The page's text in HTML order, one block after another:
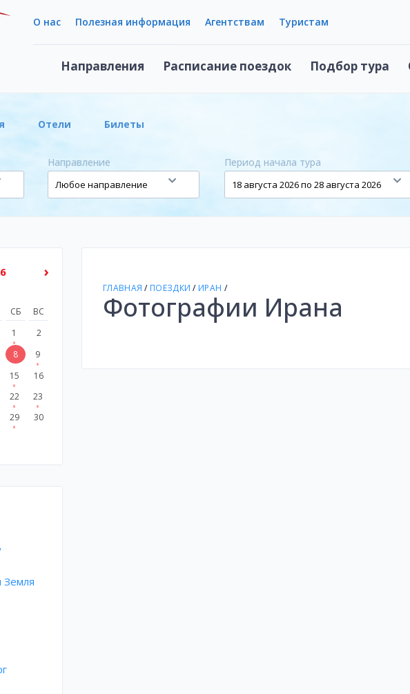
О нас Полезная информация Агентствам Туристам
Направления Расписание поездок Подбор тура
Отели Билеты
Направление Период начала тура
ГЛАВНАЯ / ПОЕЗДКИ / ИРАН /
Фотографии Ирана
›
СБ
ВС
1
2
8
9
15
16
22
23
29
30
Земля